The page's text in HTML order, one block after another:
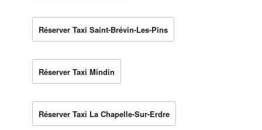
Réserver Taxi Saint-Brévin-Les-Pins
Réserver Taxi Mindin
Réserver Taxi La Chapelle-Sur-Erdre